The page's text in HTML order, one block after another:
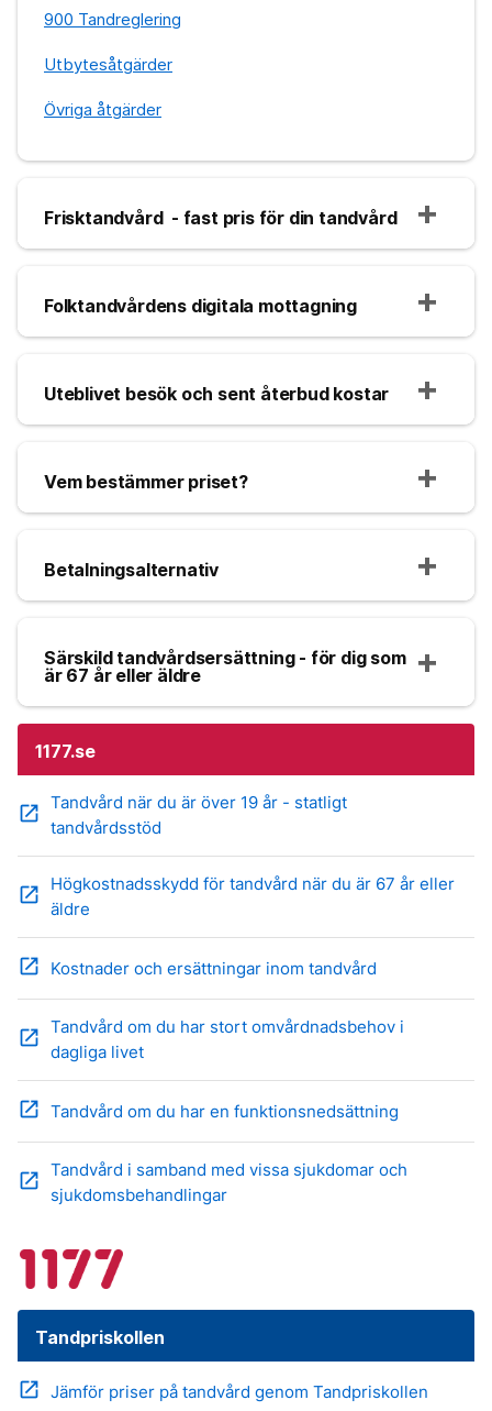
900 Tandreglering
Utbytesåtgärder
Övriga åtgärder
Frisktandvård - fast pris för din tandvård
Folktandvårdens digitala mottagning
Uteblivet besök och sent återbud kostar
Vem bestämmer priset?
Betalningsalternativ
Särskild tandvårdsersättning - för dig som
är 67 år eller äldre
1177.se
open_in_new Tandvård när du är över 19 år - statligt
tandvårdsstöd
open_in_new
Högkostnadsskydd för tandvård när du är 67 år eller
äldre
open_in_new Kostnader och ersättningar inom tandvård
open_in_new Tandvård om du har stort omvårdnadsbehov i
dagliga livet
open_in_new Tandvård om du har en funktionsnedsättning
open_in_new Tandvård i samband med vissa sjukdomar och
sjukdomsbehandlingar
Tandpriskollen
open_in_new Jämför priser på tandvård genom Tandpriskollen